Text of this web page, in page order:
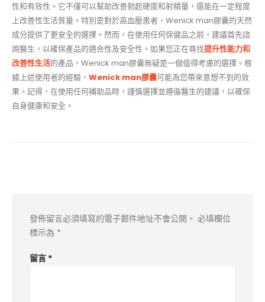
性和有效性。它不僅可以幫助改善勃起硬度和射精量，還能在一定程度
上改善性生活質量。特別是對於高血壓患者，Wenick man膠囊的天然
成分提供了更安全的選擇。然而，在使用任何保健品之前，建議首先諮
詢醫生，以確保產品的適合性及安全性。如果您正在尋找提升性能力和
改善性生活的產品，Wenick man膠囊無疑是一個值得考慮的選擇。根
據上述使用者的經驗， Wenick man膠囊可能為您帶來意想不到的效
果。記得，在使用任何補助品時，謹慎選擇並遵循醫生的建議，以確保
自身健康和安全。
發佈留言必須填寫的電子郵件地址不會公開。 必填欄位
標示為 *
留言 *